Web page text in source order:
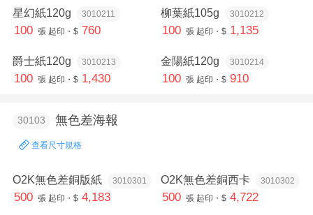
星幻紙120g 3010211
100 張 起印・$ 760
柳葉紙105g 3010212
100 張 起印・$ 1,135
爵士紙120g 3010213
100 張 起印・$ 1,430
金陽紙120g 3010214
100 張 起印・$ 910
30103 無色差海報
查看尺寸規格
O2K無色差銅版紙 3010301
500 張 起印・$ 4,183
O2K無色差銅西卡 3010302
500 張 起印・$ 4,722